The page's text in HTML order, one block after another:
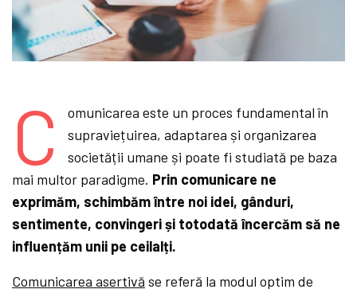
C
omunicarea este un proces fundamental în
supraviețuirea, adaptarea și organizarea
societății umane și poate fi studiată pe baza
mai multor paradigme. Prin comunicare ne
exprimăm, schimbăm între noi idei, gânduri,
sentimente, convingeri și totodată încercăm să ne
influențăm unii pe ceilalți.
Comunicarea asertivă se referă la modul optim de